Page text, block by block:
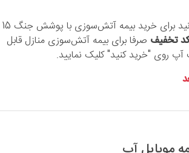
می‌توانید برای خرید بیمه آتش‌سوزی با پوشش جنگ 15
تخفیف صرفا برای بیمه آتش‌سوزی منازل قابل
روی "خرید کنید" کلیک نمایید.